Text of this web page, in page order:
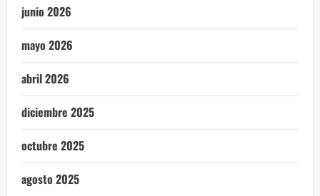
junio 2026
mayo 2026
abril 2026
diciembre 2025
octubre 2025
agosto 2025